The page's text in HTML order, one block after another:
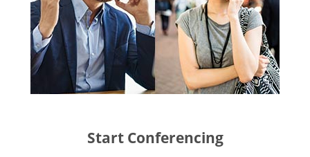
Start Conferencing